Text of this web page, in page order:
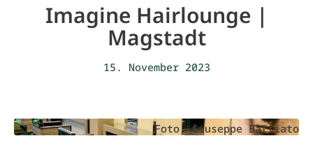
Imagine Hairlounge |
Magstadt
15. November 2023
Foto: Giuseppe Battiato